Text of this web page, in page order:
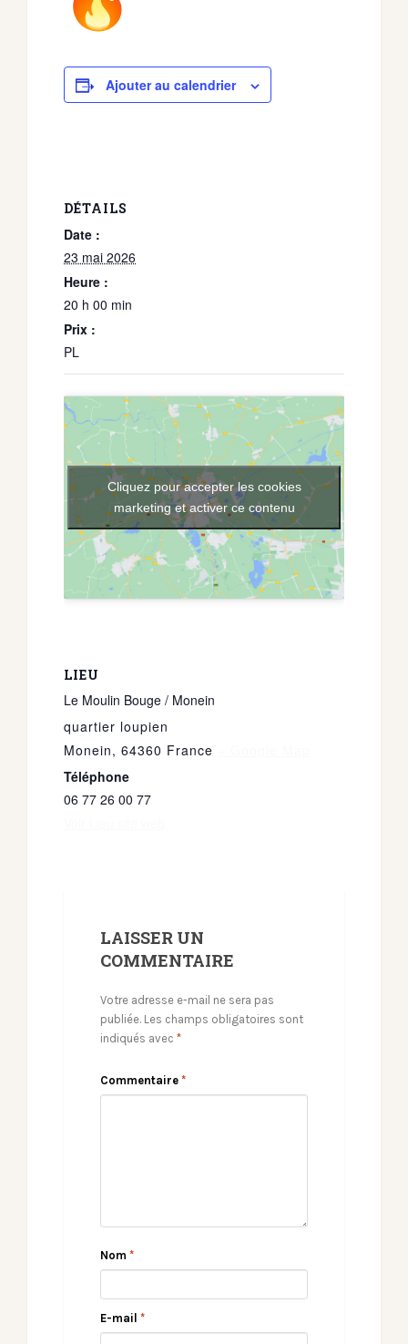
Ajouter au calendrier
DÉTAILS
Date :
23 mai 2026
Heure :
20 h 00 min
Prix :
PL
LIEU
Le Moulin Bouge / Monein
quartier loupien
Monein, 64360 France
Téléphone
06 77 26 00 77
Cliquez pour accepter les cookies
marketing et activer ce contenu
LAISSER UN
COMMENTAIRE
Votre adresse e-mail ne sera pas
publiée. Les champs obligatoires sont
indiqués avec *
Commentaire *
Nom *
E-mail *